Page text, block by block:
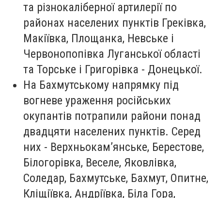
та різнокаліберної артилерії по
районах населених пунктів Греківка,
Макіївка, Площанка, Невське і
Червонопопівка Луганської області
та Торське і Григорівка - Донецької.
На Бахмутському напрямку під
вогневе ураження російських
окупантів потрапили райони понад
двадцяти населених пунктів. Серед
них - Верхньокам’янське, Берестове,
Білогорівка, Веселе, Яковлівка,
Соледар, Бахмутське, Бахмут, Опитне,
Кліщіївка, Андріївка, Біла Гора,